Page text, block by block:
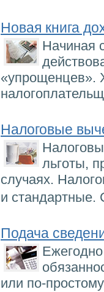
Новая книга
Начиная
«упрощенцев».
Налоговые
льготы,
случаях.
и
Подача
или по-